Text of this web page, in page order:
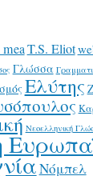
T.S. Eliot
Γλώσσα
Ελύτης
Νεοελληνική
Νόμπελ